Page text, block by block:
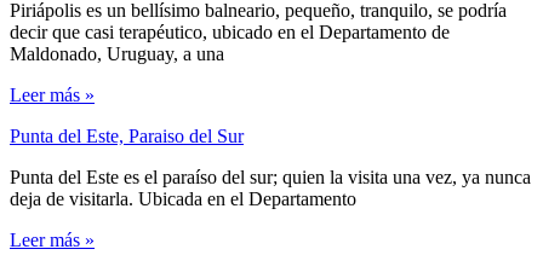
Piriápolis es un bellísimo balneario, pequeño, tranquilo, se podría
decir que casi terapéutico, ubicado en el Departamento de
Maldonado, Uruguay, a una
Leer más »
Punta del Este, Paraiso del Sur
Punta del Este es el paraíso del sur; quien la visita una vez, ya nunca
deja de visitarla. Ubicada en el Departamento
Leer más »